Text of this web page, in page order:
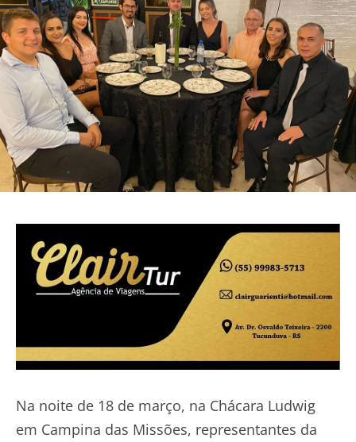
Na noite de 18 de março, na Chácara Ludwig
em Campina das Missões, representantes da